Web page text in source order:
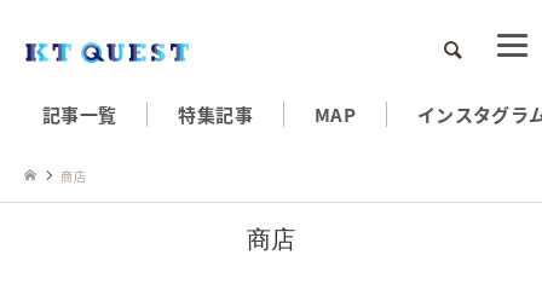
検索
記事一覧 特集記事 MAP インスタグラ
商店
商店